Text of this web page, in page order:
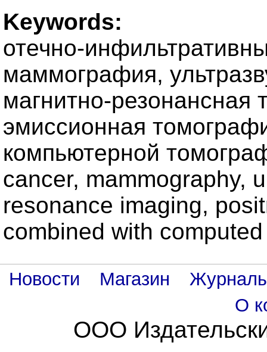
Keywords:
отечно-
маммография,
магнитно-резонансная
эмиссионная
компьютерной
cancer, mammography,
resonance imaging,
combined with
Новости Магазин
О
ООО